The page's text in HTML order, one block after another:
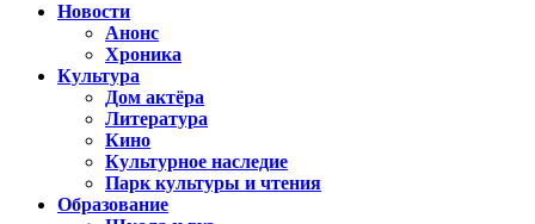
Новости
Анонс
Хроника
Культура
Дом актёра
Литература
Кино
Культурное наследие
Парк культуры и чтения
Образование